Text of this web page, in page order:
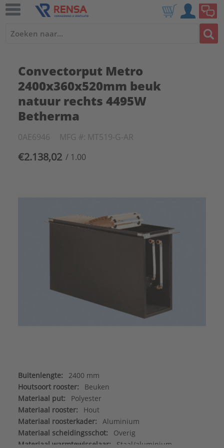
Convectorput Metro
2400x360x520mm beuk
natuur rechts 4495W
Betherma
0AE6946 MFG #: MT519-G-AR
€2.138,02 / 1.00
Buitenlengte:
2400 mm
Houtsoort rooster:
Beuken
Materiaal put:
Polyester
Materiaal rooster:
Hout
Materiaal roosterkader:
Aluminium
Materiaal scheidingsschot:
Overig
Materiaal warmtewisselaar:
Staal/aluminium